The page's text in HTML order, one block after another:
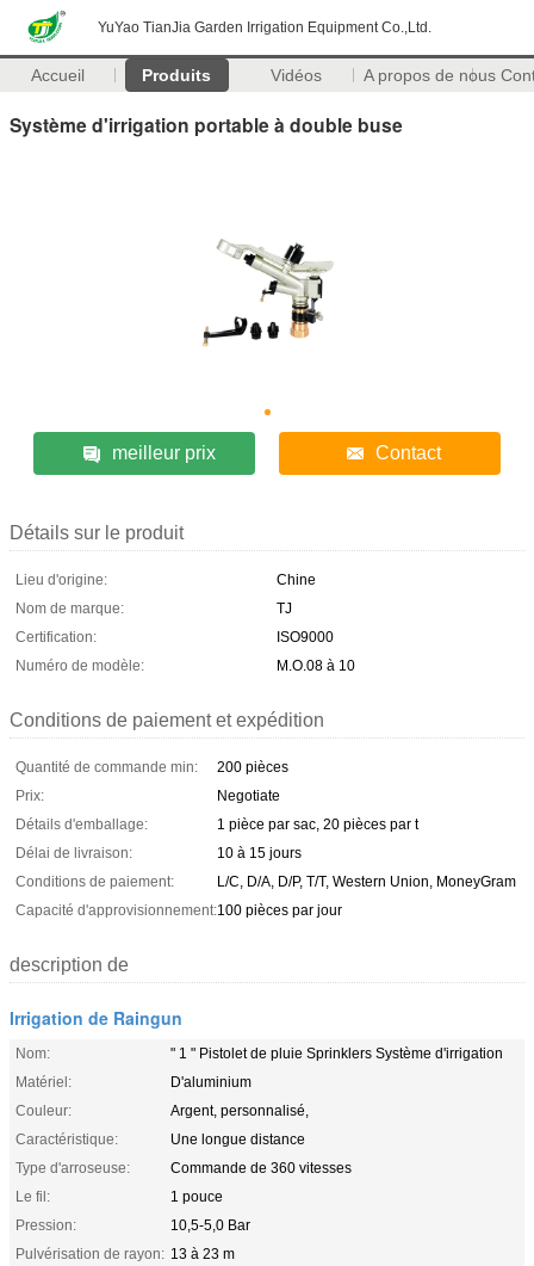
YuYao TianJia Garden Irrigation Equipment Co.,Ltd.
Accueil Produits Vidéos A propos de nous
Système d'irrigation portable à double buse
meilleur prix Contact
Détails sur le produit
Lieu d'origine:
Chine
Nom de marque:
TJ
Certification:
ISO9000
Numéro de modèle:
M.O.08 à 10
Conditions de paiement et expédition
Quantité de commande min:
200 pièces
Prix:
Negotiate
Détails d'emballage:
1 pièce par sac, 20 pièces par t
Délai de livraison:
10 à 15 jours
Conditions de paiement:
L/C, D/A, D/P, T/T, Western Union, MoneyGram
Capacité d'approvisionnement:100 pièces par jour
description de
Irrigation de Raingun
Nom:
" 1 " Pistolet de pluie Sprinklers Système d'irrigation
Matériel:
D'aluminium
Couleur:
Argent, personnalisé,
Caractéristique:
Une longue distance
Type d'arroseuse:
Commande de 360 vitesses
Le fil:
1 pouce
Pression:
10,5-5,0 Bar
Pulvérisation de rayon: 13 à 23 m